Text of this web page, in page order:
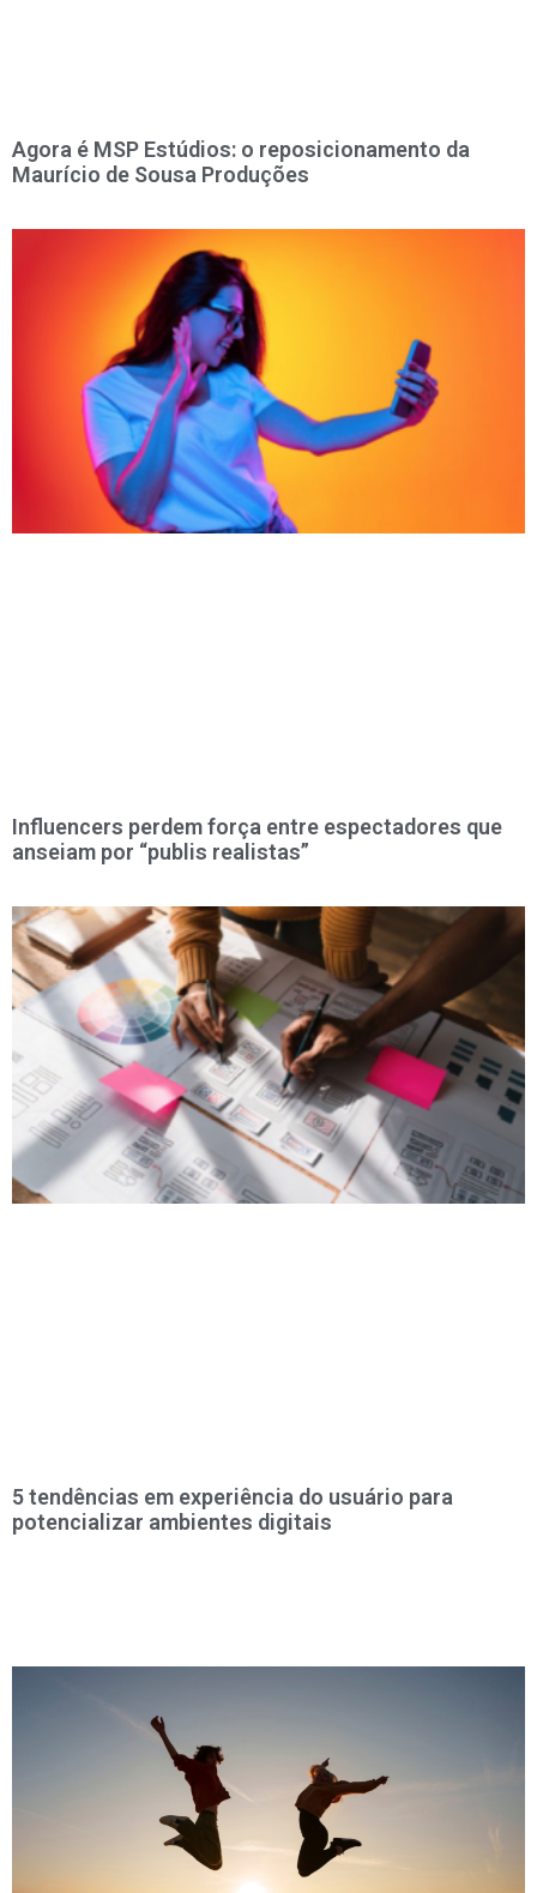
Agora é MSP Estúdios: o reposicionamento da
Maurício de Sousa Produções
Influencers perdem força entre espectadores que
anseiam por “publis realistas”
5 tendências em experiência do usuário para
potencializar ambientes digitais